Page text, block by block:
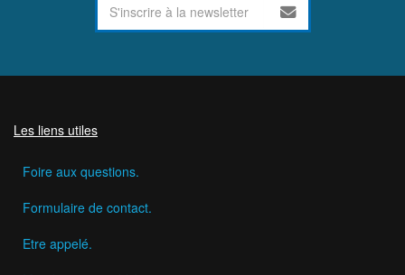
Les liens utiles
Foire aux questions.
Formulaire de contact.
Etre appelé.